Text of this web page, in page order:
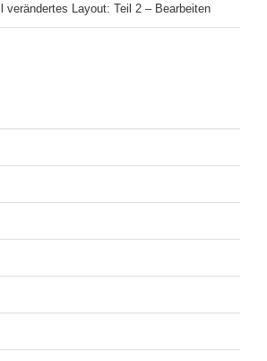
verändertes Layout: Teil 2 – Bearbeiten